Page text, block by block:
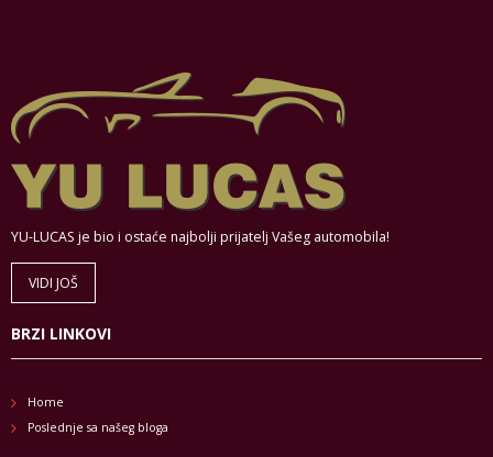
YU-LUCAS je bio i ostaće najbolji prijatelj Vašeg automobila!
VIDI JOŠ
BRZI LINKOVI
Home
Poslednje sa našeg bloga